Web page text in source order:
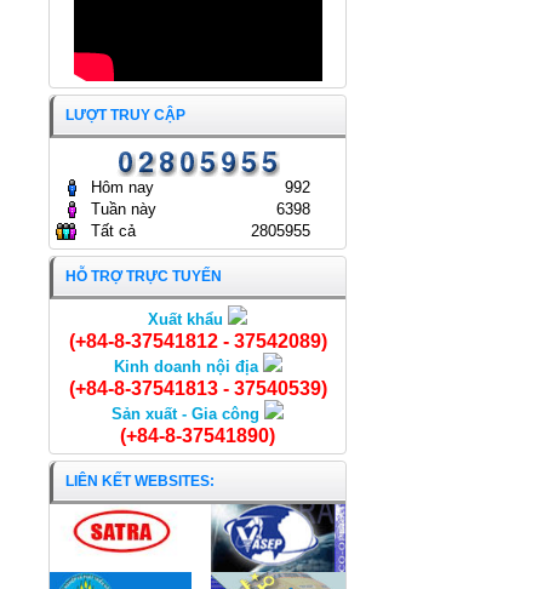
Cá Tra cắt khúc
GÒN.
ĐẠI HỘI ĐỒNG CỔ ĐÔNG
THƯỜNG NIÊN NĂM 2024
CÔNG TY CỔ PHẦN KINH
DOANH THỦY HẢI SẢN SÀI
GÒN
24/04/2024
LƯỢT TRUY CẬP
Hôm nay
992
Tuần này
6398
Tất cả
2805955
HỖ TRỢ TRỰC TUYẾN
Xuất khẩu
(+84-8-37541812 - 37542089)
Kinh doanh nội địa
(+84-8-37541813 - 37540539)
Sản xuất - Gia công
(+84-8-37541890)
LIÊN KẾT WEBSITES: